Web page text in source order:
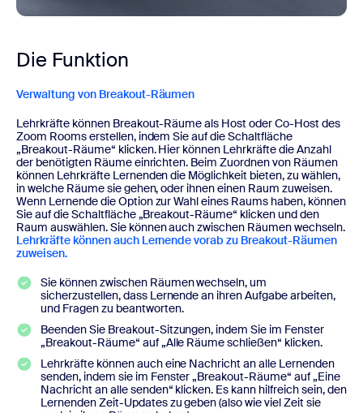
Die Funktion
Verwaltung von Breakout-Räumen
Lehrkräfte können Breakout-Räume als Host oder Co-Host des
Zoom Rooms erstellen, indem Sie auf die Schaltfläche
„Breakout-Räume“ klicken. Hier können Lehrkräfte die Anzahl
der benötigten Räume einrichten. Beim Zuordnen von Räumen
können Lehrkräfte Lernenden die Möglichkeit bieten, zu wählen,
in welche Räume sie gehen, oder ihnen einen Raum zuweisen.
Wenn Lernende die Option zur Wahl eines Raums haben, können
Sie auf die Schaltfläche „Breakout-Räume“ klicken und den
Raum auswählen. Sie können auch zwischen Räumen wechseln.
Lehrkräfte können auch Lernende vorab zu Breakout-Räumen
zuweisen.
Sie können zwischen Räumen wechseln, um
sicherzustellen, dass Lernende an ihren Aufgabe arbeiten,
und Fragen zu beantworten.
Beenden Sie Breakout-Sitzungen, indem Sie im Fenster
„Breakout-Räume“ auf „Alle Räume schließen“ klicken.
Lehrkräfte können auch eine Nachricht an alle Lernenden
senden, indem sie im Fenster „Breakout-Räume“ auf „Eine
Nachricht an alle senden“ klicken. Es kann hilfreich sein, den
Lernenden Zeit-Updates zu geben (also wie viel Zeit sie